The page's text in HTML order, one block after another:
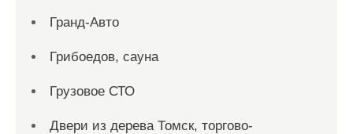
Гранд-Авто
Грибоедов, сауна
Грузовое СТО
Двери из дерева Томск, торгово-